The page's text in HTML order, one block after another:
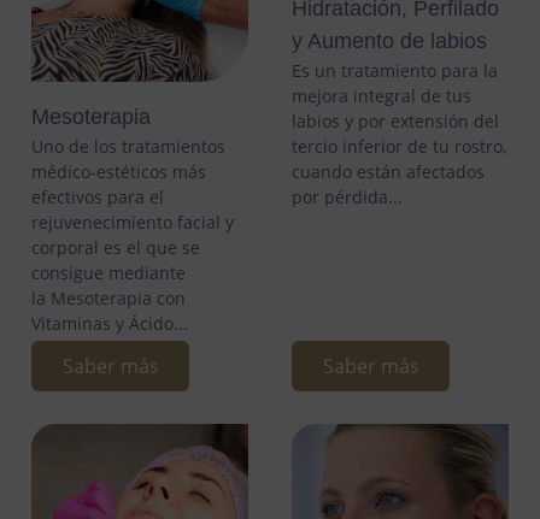
Mesoterapia
Uno de los tratamientos
médico-estéticos más
efectivos para el
rejuvenecimiento facial y
corporal es el que se
consigue mediante
la Mesoterapia con
Vitaminas y Ácido...
Saber más
Hidratación, Perfilado
y Aumento de labios
Es un tratamiento para la
mejora integral de tus
labios y por extensión del
tercio inferior de tu rostro,
cuando están afectados
por pérdida...
Saber más